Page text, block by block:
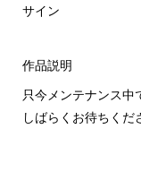
サイン
作品説明
只今メンテナンス中
しばらくお待ちくだ